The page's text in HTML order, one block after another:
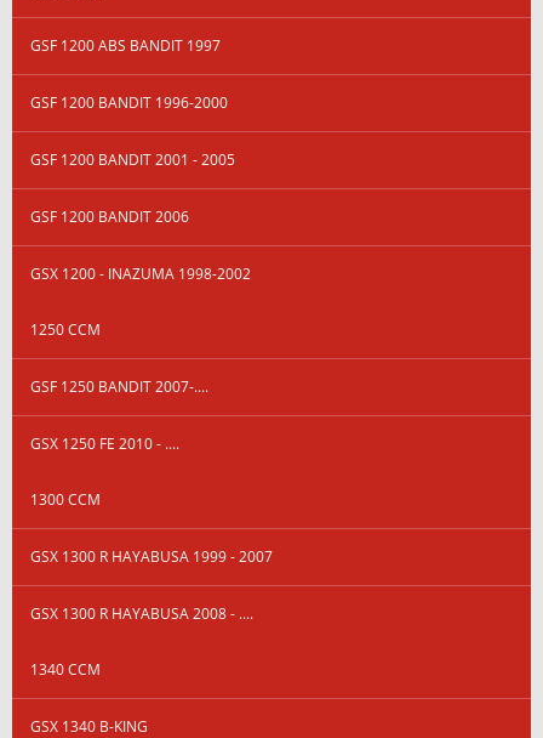
GSF 1200 ABS BANDIT 1997
GSF 1200 BANDIT 1996-2000
GSF 1200 BANDIT 2001 - 2005
GSF 1200 BANDIT 2006
GSX 1200 - INAZUMA 1998-2002
1250 CCM
GSF 1250 BANDIT 2007-....
GSX 1250 FE 2010 - ....
1300 CCM
GSX 1300 R HAYABUSA 1999 - 2007
GSX 1300 R HAYABUSA 2008 - ....
1340 CCM
GSX 1340 B-KING